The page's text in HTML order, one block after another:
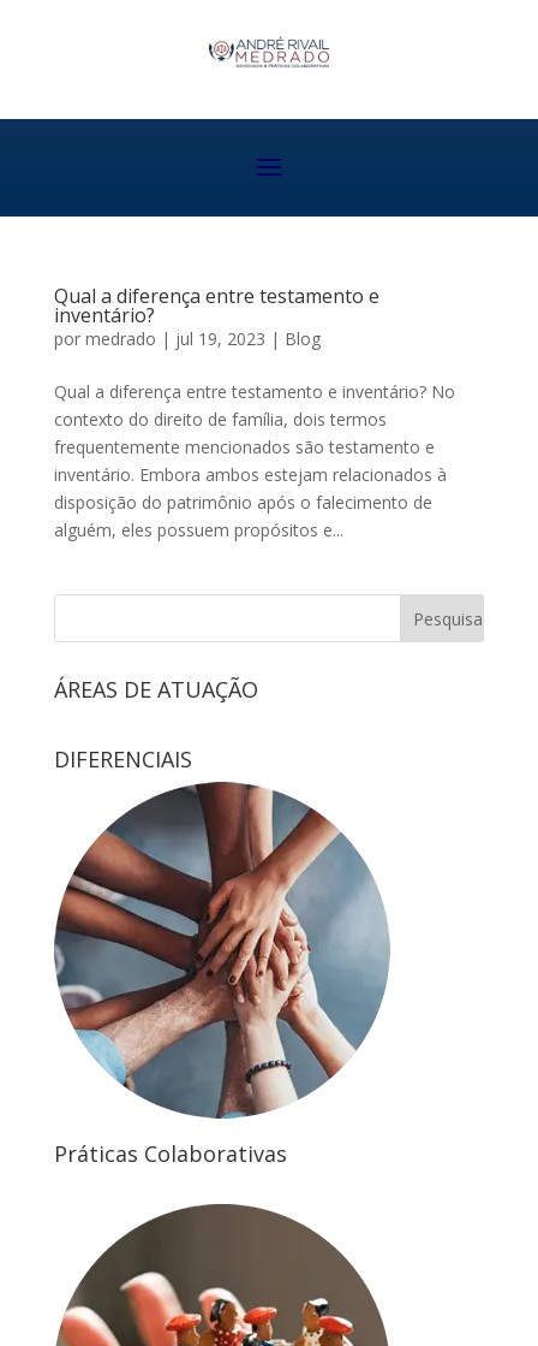
Qual a diferença entre testamento e
inventário?
por medrado | jul 19, 2023 | Blog
Qual a diferença entre testamento e inventário? No
contexto do direito de família, dois termos
frequentemente mencionados são testamento e
inventário. Embora ambos estejam relacionados à
disposição do patrimônio após o falecimento de
alguém, eles possuem propósitos e...
ÁREAS DE ATUAÇÃO
DIFERENCIAIS
Práticas Colaborativas